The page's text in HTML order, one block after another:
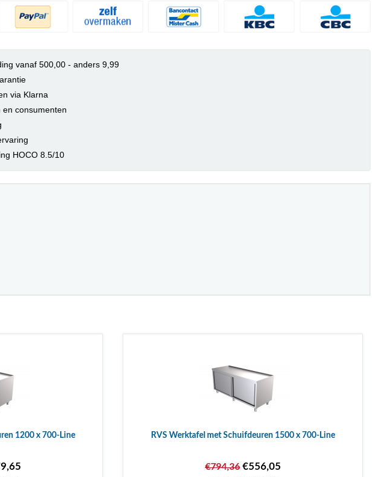
vanaf 500,00 - anders 9,99
via Klarna
en consumenten
HOCO 8.5/10
1200 x 700-Line RVS Werktafel met Schuifdeuren 1500 x 700-Line
€794,36€556,05